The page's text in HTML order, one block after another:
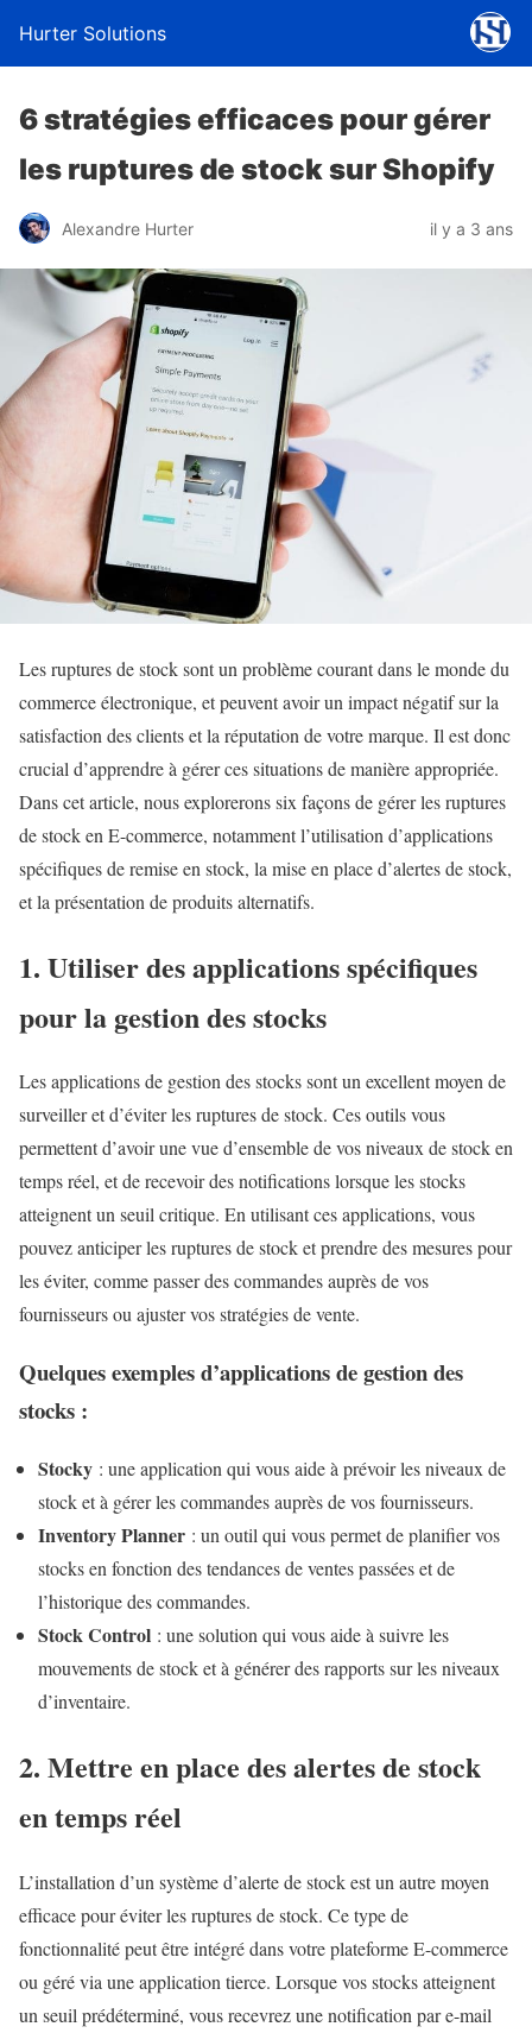
Hurter Solutions
6 stratégies efficaces pour gérer
les ruptures de stock sur Shopify
Alexandre Hurter il y a 3 ans
Les ruptures de stock sont un problème courant dans le monde du
commerce électronique, et peuvent avoir un impact négatif sur la
satisfaction des clients et la réputation de votre marque. Il est donc
crucial d’apprendre à gérer ces situations de manière appropriée.
Dans cet article, nous explorerons six façons de gérer les ruptures
de stock en E-commerce, notamment l’utilisation d’applications
spécifiques de remise en stock, la mise en place d’alertes de stock,
et la présentation de produits alternatifs.
1. Utiliser des applications spécifiques
pour la gestion des stocks
Les applications de gestion des stocks sont un excellent moyen de
surveiller et d’éviter les ruptures de stock. Ces outils vous
permettent d’avoir une vue d’ensemble de vos niveaux de stock en
temps réel, et de recevoir des notifications lorsque les stocks
atteignent un seuil critique. En utilisant ces applications, vous
pouvez anticiper les ruptures de stock et prendre des mesures pour
les éviter, comme passer des commandes auprès de vos
fournisseurs ou ajuster vos stratégies de vente.
Quelques exemples d’applications de gestion des
stocks :
Stocky : une application qui vous aide à prévoir les niveaux de
stock et à gérer les commandes auprès de vos fournisseurs.
Inventory Planner : un outil qui vous permet de planifier vos
stocks en fonction des tendances de ventes passées et de
l’historique des commandes.
Stock Control : une solution qui vous aide à suivre les
mouvements de stock et à générer des rapports sur les niveaux
d’inventaire.
2. Mettre en place des alertes de stock
en temps réel
L’installation d’un système d’alerte de stock est un autre moyen
efficace pour éviter les ruptures de stock. Ce type de
fonctionnalité peut être intégré dans votre plateforme E-commerce
ou géré via une application tierce. Lorsque vos stocks atteignent
un seuil prédéterminé, vous recevrez une notification par e-mail